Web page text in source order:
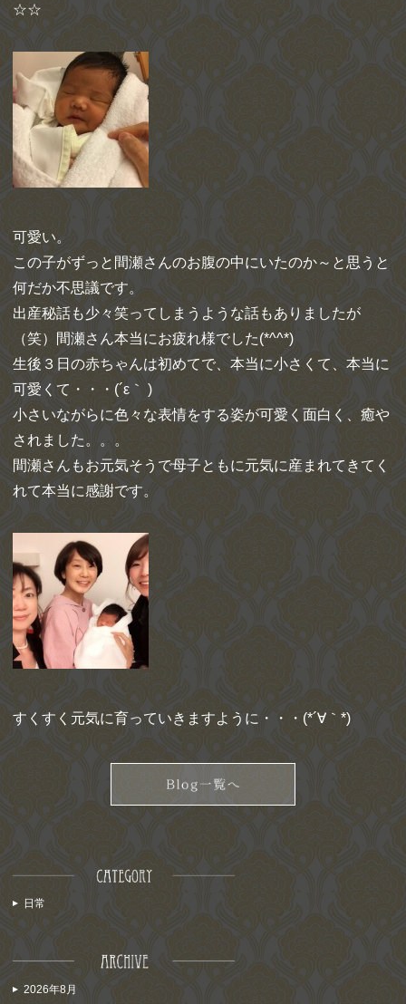
☆☆
可愛い。
この子がずっと間瀬さんのお腹の中にいたのか～と思うと
何だか不思議です。
出産秘話も少々笑ってしまうような話もありましたが
（笑）間瀬さん本当にお疲れ様でした(*^^*)
生後３日の赤ちゃんは初めてで、本当に小さくて、本当に
可愛くて・・・(´ε｀ )
小さいながらに色々な表情をする姿が可愛く面白く、癒や
されました。。。
間瀬さんもお元気そうで母子ともに元気に産まれてきてく
れて本当に感謝です。
すくすく元気に育っていきますように・・・(*´∀｀*)
日常
2026年8月